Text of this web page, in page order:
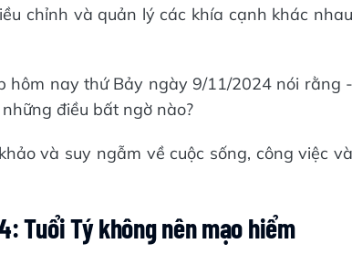
chỉnh và quản lý các khía cạnh khác nhau
nay thứ Bảy ngày 9/11/2024 nói rằng -
điều bất ngờ nào?
và suy ngẫm về cuộc sống, công việc và
Tuổi Tý không nên mạo hiểm